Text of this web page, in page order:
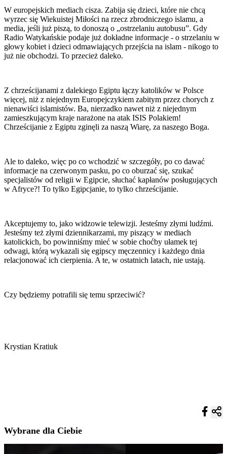
W europejskich mediach cisza. Zabija się dzieci, które nie chcą
wyrzec się Wiekuistej Miłości na rzecz zbrodniczego islamu, a
media, jeśli już piszą, to donoszą o „ostrzelaniu autobusu”. Gdy
Radio Watykańskie podaje już dokładne informacje - o strzelaniu w
głowy kobiet i dzieci odmawiających przejścia na islam - nikogo to
już nie obchodzi. To przecież daleko.
Z chrześcijanami z dalekiego Egiptu łączy katolików w Polsce
więcej, niż z niejednym Europejczykiem zabitym przez chorych z
nienawiści islamistów. Ba, nierzadko nawet niż z niejednym
zamieszkującym kraje narażone na atak ISIS Polakiem!
Chrześcijanie z Egiptu zginęli za naszą Wiarę, za naszego Boga.
Ale to daleko, więc po co wchodzić w szczegóły, po co dawać
informacje na czerwonym pasku, po co oburzać się, szukać
specjalistów od religii w Egipcie, słuchać kapłanów posługujących
w Afryce?! To tylko Egipcjanie, to tylko chrześcijanie.
Akceptujemy to, jako widzowie telewizji. Jesteśmy złymi ludźmi.
Jesteśmy też złymi dziennikarzami, my piszący w mediach
katolickich, bo powinniśmy mieć w sobie choćby ułamek tej
odwagi, którą wykazali się egipscy męczennicy i każdego dnia
relacjonować ich cierpienia. A te, w ostatnich latach, nie ustają.
Czy będziemy potrafili się temu sprzeciwić?
Krystian Kratiuk
Wybrane dla Ciebie